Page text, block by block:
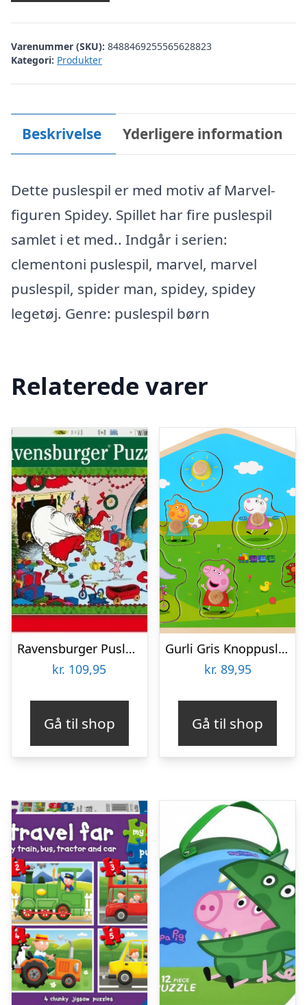
Varenummer (SKU): 8488469255565628823
Kategori: Produkter
Beskrivelse Yderligere information
Dette puslespil er med motiv af Marvel-
figuren Spidey. Spillet har fire puslespil
samlet i et med.. Indgår i serien:
clementoni puslespil, marvel, marvel
puslespil, spider man, spidey, spidey
legetøj. Genre: puslespil børn
Relaterede varer
Ravensburger Puslespil – The Grinch – 100 Xxl Brikker
kr. 109,95
Gå til shop
Gurli Gris Knoppuslespil – Træpuslespil Med Knopper
kr. 89,95
Gå til shop